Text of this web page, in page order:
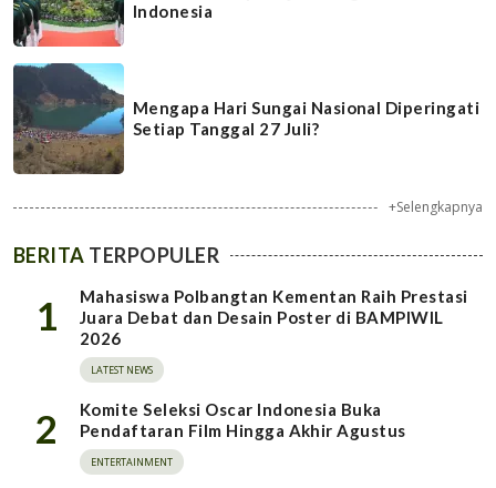
Indonesia
Mengapa Hari Sungai Nasional Diperingati
Setiap Tanggal 27 Juli?
+Selengkapnya
BERITA TERPOPULER
1
Mahasiswa Polbangtan Kementan Raih Prestasi
Juara Debat dan Desain Poster di BAMPIWIL
2026
LATEST NEWS
2
Komite Seleksi Oscar Indonesia Buka
Pendaftaran Film Hingga Akhir Agustus
ENTERTAINMENT